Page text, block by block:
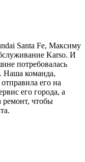
Santa Fe, Максиму
Karso. И
потребовалась
Наша команда,
его на
его города, а
ремонт, чтобы